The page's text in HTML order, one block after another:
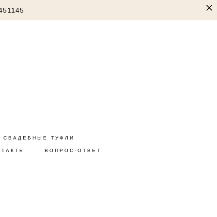
СВАДЕБНЫЕ ТУФЛИ
ВОПРОС-ОТВЕТ